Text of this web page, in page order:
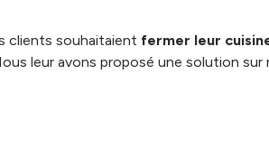
clients souhaitaient fermer leur
leur avons proposé une solution sur